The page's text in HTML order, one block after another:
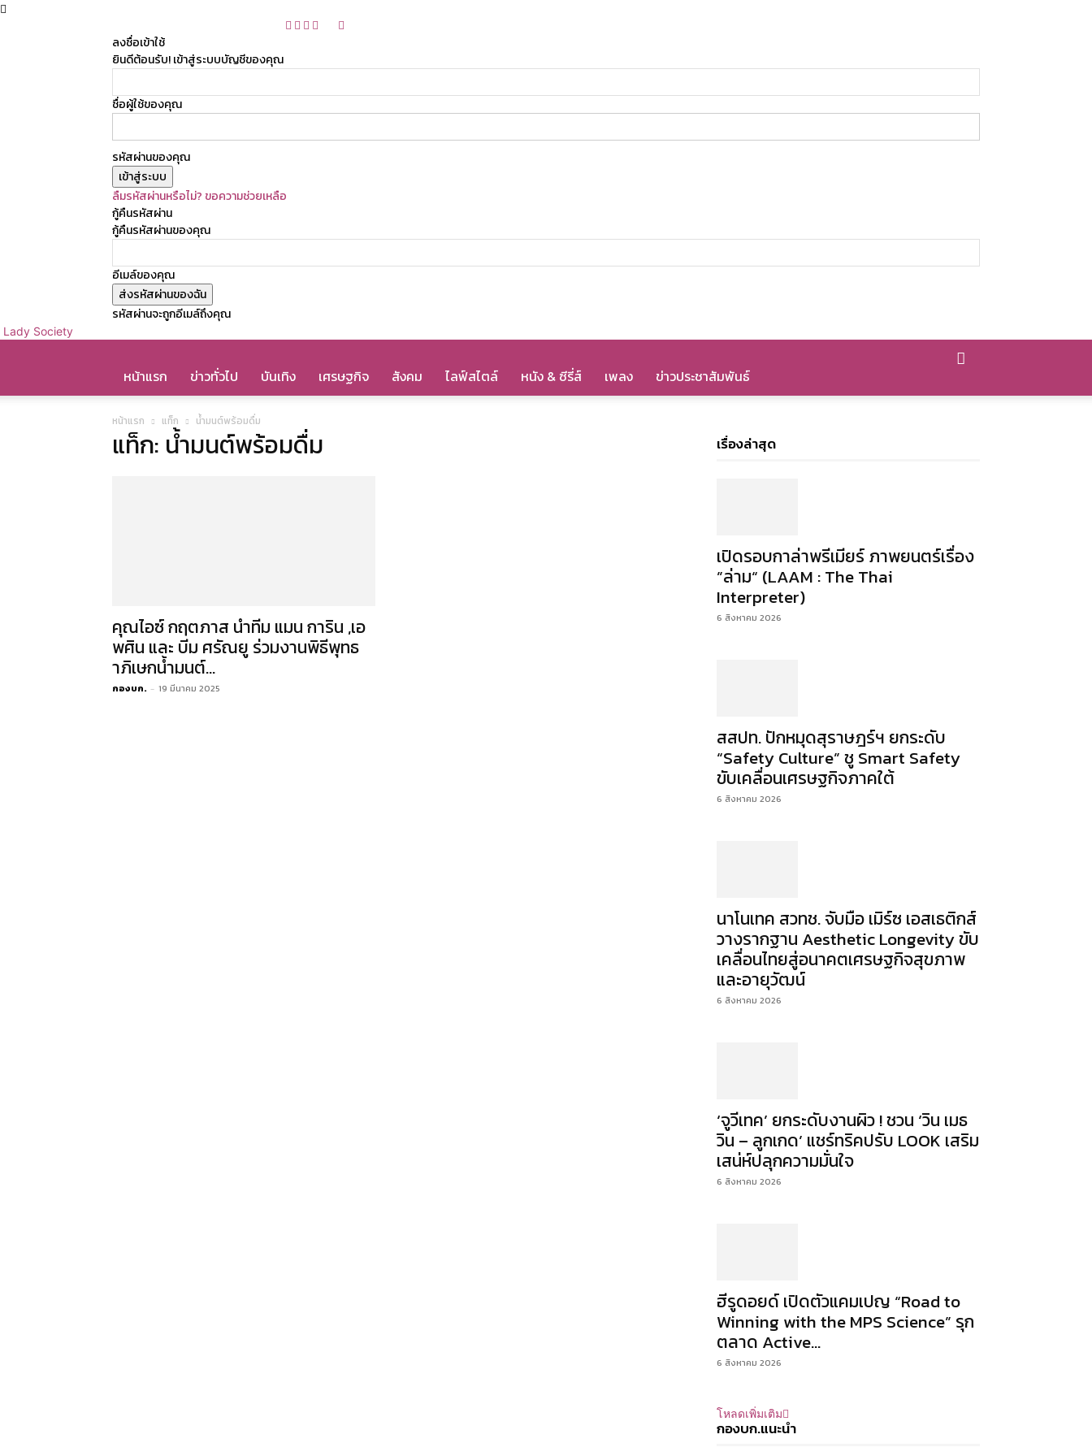
ลงชื่อเข้าใช้
ยินดีต้อนรับ! เข้าสู่ระบบบัญชีของคุณ
ชื่อผู้ใช้ของคุณ
รหัสผ่านของคุณ
ลืมรหัสผ่านหรือไม่? ขอความช่วยเหลือ
กู้คืนรหัสผ่าน
กู้คืนรหัสผ่านของคุณ
อีเมล์ของคุณ
รหัสผ่านจะถูกอีเมล์ถึงคุณ
Lady Society
หน้าแรก ข่าวทั่วไป บันเทิง เศรษฐกิจ สังคม ไลฟ์สไตล์ หนัง & ซีรี่ส์ เพลง ข่าวประชาสัมพันธ์
หน้าแรก แท็ก น้ำมนต์พร้อมดื่ม
แท็ก: น้ำมนต์พร้อมดื่ม
คุณไอซ์ กฤตภาส นำทีม แมน การิน ,เอ
พศิน และ บีม ศรัณยู ร่วมงานพิธีพุทธ
าภิเษกน้ำมนต์...
กองบก. - 19 มีนาคม 2025
เรื่องล่าสุด
เปิดรอบกาล่าพรีเมียร์ ภาพยนตร์เรื่อง
”ล่าม“ (LAAM : The Thai
Interpreter)
6 สิงหาคม 2026
สสปท. ปักหมุดสุราษฎร์ฯ ยกระดับ
“Safety Culture” ชู Smart Safety
ขับเคลื่อนเศรษฐกิจภาคใต้
6 สิงหาคม 2026
นาโนเทค สวทช. จับมือ เมิร์ซ เอสเธติกส์
วางรากฐาน Aesthetic Longevity ขับ
เคลื่อนไทยสู่อนาคตเศรษฐกิจสุขภาพ
และอายุวัฒน์
6 สิงหาคม 2026
‘จูวีเทค’ ยกระดับงานผิว ! ชวน ‘วิน เมธ
วิน – ลูกเกด’ แชร์ทริคปรับ LOOK เสริม
เสน่ห์ปลุกความมั่นใจ
6 สิงหาคม 2026
ฮีรูดอยด์ เปิดตัวแคมเปญ “Road to
Winning with the MPS Science” รุก
ตลาด Active...
6 สิงหาคม 2026
โหลดเพิ่มเติม
กองบก.แนะนำ